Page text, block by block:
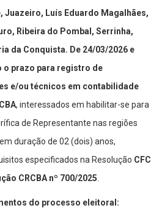
Juazeiro, Luís Eduardo Magalhães,
Ribeira do Pombal, Serrinha,
da Conquista. De 24/03/2026 e
o prazo para registro de
e/ou técnicos em contabilidade
, interessados em habilitar-se para
de Representante nas regiões
duração de 02 (dois) anos,
especificados na Resolução CFC
CRCBA nº 700/2025
do processo eleitoral: